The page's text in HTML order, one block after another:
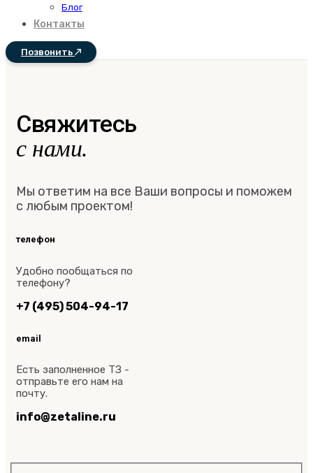
Блог
Контакты
Позвонить
Свяжитесь
с нами.
Мы ответим на все Ваши вопросы и поможем
с любым проектом!
телефон
Удобно пообщаться по
телефону?
+7 (495) 504-94-17
email
Есть заполненное ТЗ -
отправьте его нам на
почту.
info@zetaline.ru